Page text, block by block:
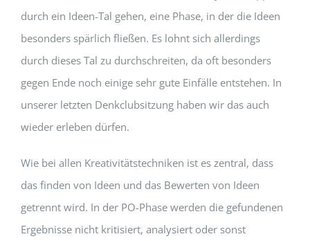
durch ein Ideen-Tal gehen, eine Phase, in der die Ideen
besonders spärlich fließen. Es lohnt sich allerdings
durch dieses Tal zu durchschreiten, da oft besonders
gegen Ende noch einige sehr gute Einfälle entstehen. In
unserer letzten Denkclubsitzung haben wir das auch
wieder erleben dürfen.
Wie bei allen Kreativitätstechniken ist es zentral, dass
das finden von Ideen und das Bewerten von Ideen
getrennt wird. In der PO-Phase werden die gefundenen
Ergebnisse nicht kritisiert, analysiert oder sonst